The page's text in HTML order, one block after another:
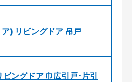
) リビングドア 吊戸
ングドア 巾広引戸･片引